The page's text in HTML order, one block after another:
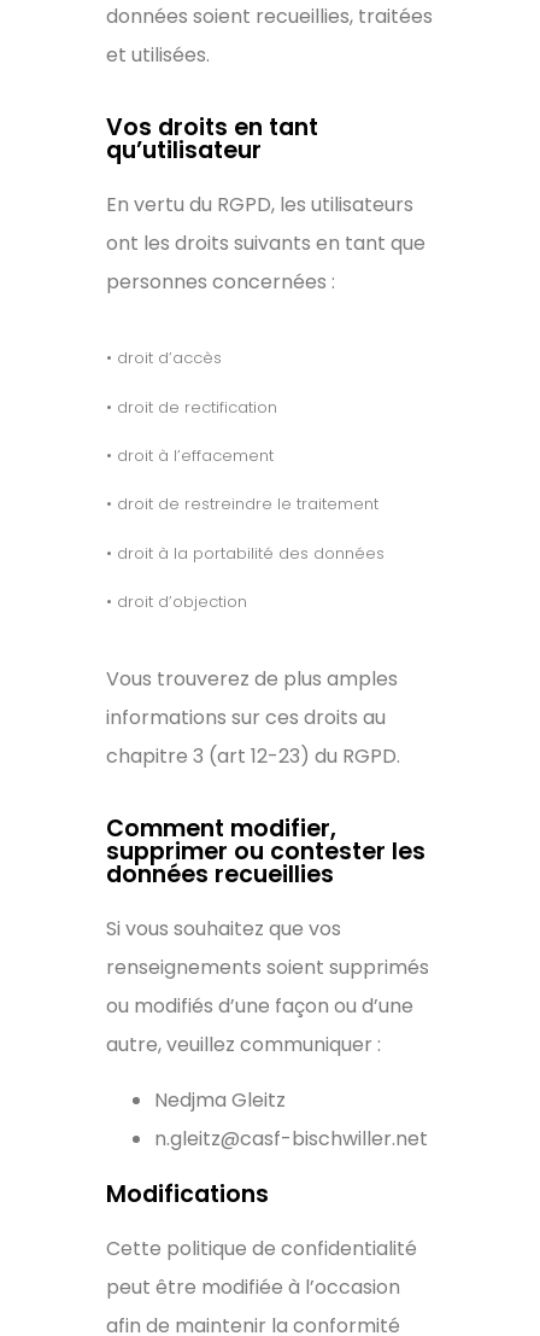
données soient recueillies, traitées
et utilisées.
Vos droits en tant
qu’utilisateur
En vertu du RGPD, les utilisateurs
ont les droits suivants en tant que
personnes concernées :
• droit d’accès
• droit de rectification
• droit à l’effacement
• droit de restreindre le traitement
• droit à la portabilité des données
• droit d’objection
Vous trouverez de plus amples
informations sur ces droits au
chapitre 3 (art 12-23) du RGPD.
Comment modifier,
supprimer ou contester les
données recueillies
Si vous souhaitez que vos
renseignements soient supprimés
ou modifiés d’une façon ou d’une
autre, veuillez communiquer :
Nedjma Gleitz
n.gleitz@casf-bischwiller.net
Modifications
Cette politique de confidentialité
peut être modifiée à l’occasion
afin de maintenir la conformité